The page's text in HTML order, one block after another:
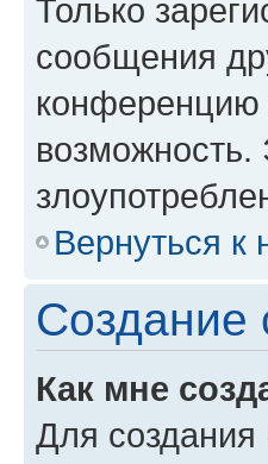
Только
сообщения
конференцию
возможность.
Вернуться к
Создание
Как мне
Для